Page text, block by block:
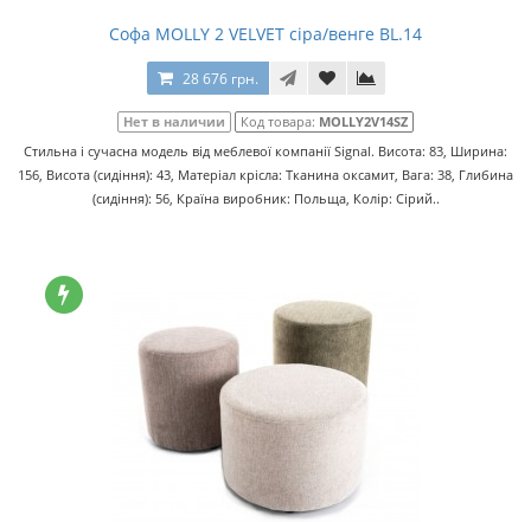
Cофа MOLLY 2 VELVET сіра/венге BL.14
28 676 грн.
Нет в наличии Код товара: MOLLY2V14SZ
Стильна і сучасна модель від меблевої компанії Signal. Висота: 83, Ширина:
156, Висота (сидіння): 43, Матеріал крісла: Тканина оксамит, Вага: 38, Глибина
(сидіння): 56, Країна виробник: Польща, Колір: Сірий..